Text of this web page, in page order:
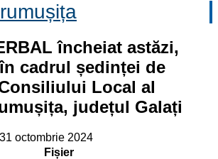
încheiat astăzi,
cadrul ședinței de
Local al
județul Galați
31 octombrie 2024
Fișier